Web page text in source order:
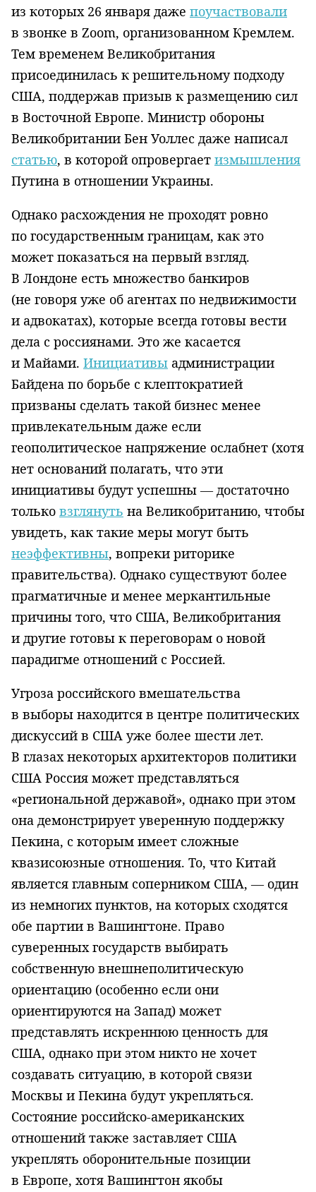
из которых 26 января даже поучаствовали
в звонке в Zoom, организованном Кремлем.
Тем временем Великобритания
присоединилась к решительному подходу
США, поддержав призыв к размещению сил
в Восточной Европе. Министр обороны
Великобритании Бен Уоллес даже написал
статью, в которой опровергает измышления
Путина в отношении Украины.
Однако расхождения не проходят ровно
по государственным границам, как это
может показаться на первый взгляд.
В Лондоне есть множество банкиров
(не говоря уже об агентах по недвижимости
и адвокатах), которые всегда готовы вести
дела с россиянами. Это же касается
и Майами. Инициативы администрации
Байдена по борьбе с клептократией
призваны сделать такой бизнес менее
привлекательным даже если
геополитическое напряжение ослабнет (хотя
нет оснований полагать, что эти
инициативы будут успешны — достаточно
только взглянуть на Великобританию, чтобы
увидеть, как такие меры могут быть
неэффективны, вопреки риторике
правительства). Однако существуют более
прагматичные и менее меркантильные
причины того, что США, Великобритания
и другие готовы к переговорам о новой
парадигме отношений с Россией.
Угроза российского вмешательства
в выборы находится в центре политических
дискуссий в США уже более шести лет.
В глазах некоторых архитекторов политики
США Россия может представляться
«региональной державой», однако при этом
она демонстрирует уверенную поддержку
Пекина, с которым имеет сложные
квазисоюзные отношения. То, что Китай
является главным соперником США, — один
из немногих пунктов, на которых сходятся
обе партии в Вашингтоне. Право
суверенных государств выбирать
собственную внешнеполитическую
ориентацию (особенно если они
ориентируются на Запад) может
представлять искреннюю ценность для
США, однако при этом никто не хочет
создавать ситуацию, в которой связи
Москвы и Пекина будут укрепляться.
Состояние российско-американских
отношений также заставляет США
укреплять оборонительные позиции
в Европе, хотя Вашингтон якобы